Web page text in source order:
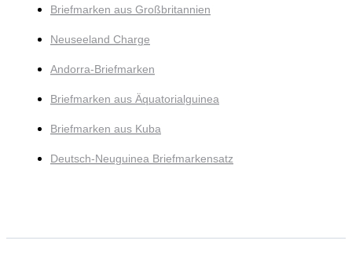
Briefmarken aus Großbritannien
Neuseeland Charge
Andorra-Briefmarken
Briefmarken aus Äquatorialguinea
Briefmarken aus Kuba
Deutsch-Neuguinea Briefmarkensatz